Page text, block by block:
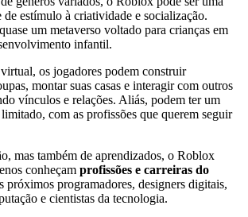
de estímulo à criatividade e socialização.
um metaverso voltado para crianças em
infantil.
os jogadores podem construir
montar suas casas e interagir com outros
vínculos e relações. Aliás, podem ter um
com as profissões que querem seguir
mas também de aprendizados, o Roblox
conheçam profissões e carreiras do
próximos programadores, designers digitais,
e cientistas da tecnologia.